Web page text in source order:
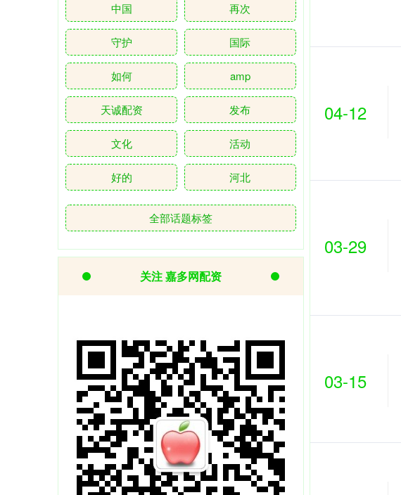
04-12
03-29
03-15
中国 再次
守护 国际
如何 amp
天诚配资 发布
文化 活动
好的 河北
全部话题标签
关注 嘉多网配资